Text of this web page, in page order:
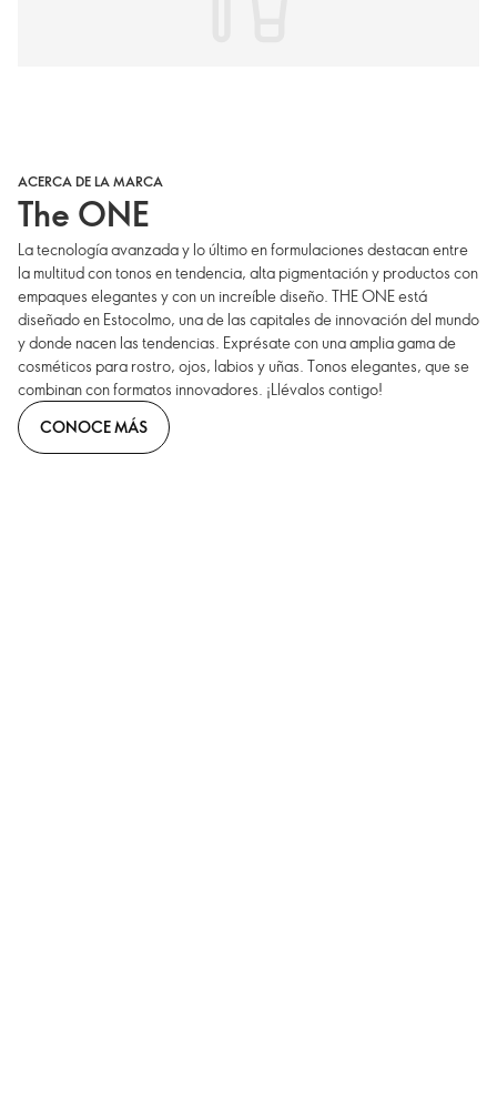
ACERCA DE LA MARCA
The ONE
La tecnología avanzada y lo último en formulaciones destacan entre
la multitud con tonos en tendencia, alta pigmentación y productos con
empaques elegantes y con un increíble diseño. THE ONE está
diseñado en Estocolmo, una de las capitales de innovación del mundo
y donde nacen las tendencias. Exprésate con una amplia gama de
cosméticos para rostro, ojos, labios y uñas. Tonos elegantes, que se
combinan con formatos innovadores. ¡Llévalos contigo!
CONOCE MÁS